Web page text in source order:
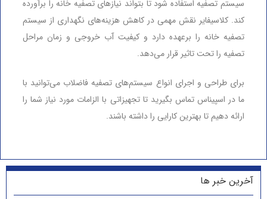
سیستم تصفیه استفاده شود تا بتواند نیازهای تصفیه خانه را برآورده
کند. کلاسیفایر نقش مهمی در کاهش هزینه‌های نگهداری از سیستم
تصفیه خانه را برعهده دارد و کیفیت آب خروجی و زمان مراحل
تصفیه را تحت تاثیر قرار می‌دهد.
برای طراحی و اجرای انواع سیستم‌های تصفیه فاضلاب می‌توانید با
ما در اسپیناس تماس بگیرید تا تجهیزاتی با الزامات مورد نیاز شما را
ارائه دهیم تا بهترین کارایی را داشته باشند.
آخرین خبر ها